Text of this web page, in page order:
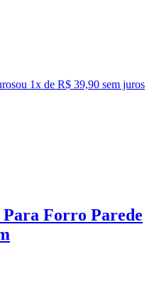
ou 1x de R$ 39,90 sem juros
Forro Parede